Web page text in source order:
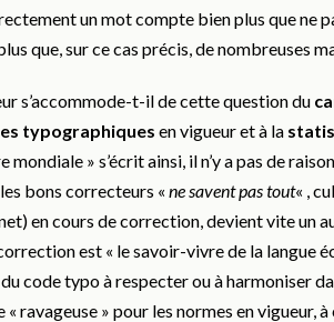
un mot compte bien plus que ne
que, sur ce cas précis, de nombreuses
s’accommode-t-il de cette question du
typographiques en vigueur et à la
mondiale » s’écrit ainsi, il n’y a pas de
bons correcteurs « ne saventpas tout« ,
en cours de correction, devient vite un
est « le savoir-vivre de la langue
code typo à respecter ou à harmoniser
ravageuse » pour les normes en vigueur,